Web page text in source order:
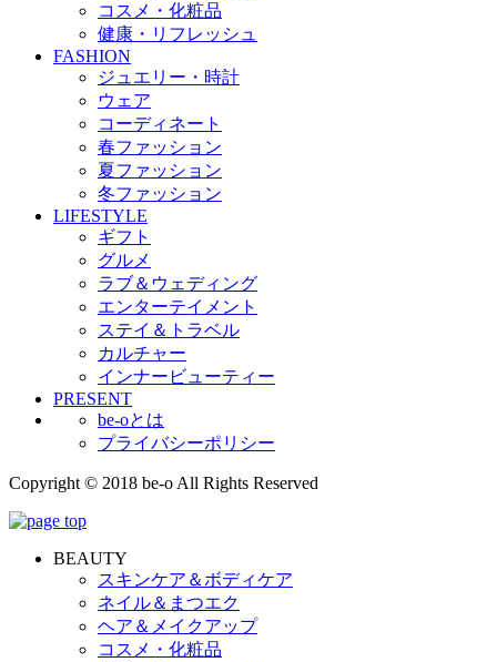
コスメ・化粧品
健康・リフレッシュ
FASHION
ジュエリー・時計
ウェア
コーディネート
春ファッション
夏ファッション
冬ファッション
LIFESTYLE
ギフト
グルメ
ラブ＆ウェディング
エンターテイメント
ステイ＆トラベル
カルチャー
インナービューティー
PRESENT
be-oとは
プライバシーポリシー
Copyright © 2018 be-o All Rights Reserved
BEAUTY
スキンケア＆ボディケア
ネイル＆まつエク
ヘア＆メイクアップ
コスメ・化粧品